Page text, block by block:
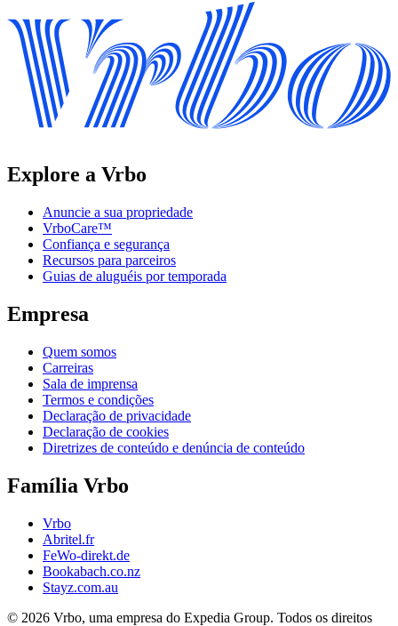
Explore a Vrbo
Anuncie a sua propriedade
VrboCare™
Confiança e segurança
Recursos para parceiros
Guias de aluguéis por temporada
Empresa
Quem somos
Carreiras
Sala de imprensa
Termos e condições
Declaração de privacidade
Declaração de cookies
Diretrizes de conteúdo e denúncia de conteúdo
Família Vrbo
Vrbo
Abritel.fr
FeWo-direkt.de
Bookabach.co.nz
Stayz.com.au
© 2026 Vrbo, uma empresa do Expedia Group. Todos os direitos